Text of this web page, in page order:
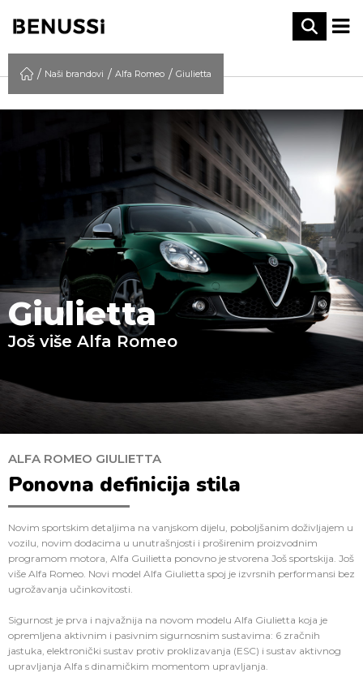
Naši brandovi Alfa Romeo Giulietta
Giulietta
Još više Alfa Romeo
ALFA ROMEO GIULIETTA
Ponovna definicija stila
Novim sportskim detaljima na vanjskom dijelu, poboljšanim doživljajem u
vozilu, novim dodacima u unutrašnjosti i proširenim proizvodnim
programom motora, Alfa Guilietta ponovno je stvorena Još sportskija. Još
više Alfa Romeo. Novi model Alfa Giulietta spoj je izvrsnih performansi bez
ugrožavanja učinkovitosti.
Sigurnost je prva i najvažnija na novom modelu Alfa Giulietta koja je
opremljena aktivnim i pasivnim sigurnosnim sustavima: 6 zračnih
jastuka, elektronički sustav protiv proklizavanja (ESC) i sustav aktivnog
upravljanja Alfa s dinamičkim momentom upravljanja.